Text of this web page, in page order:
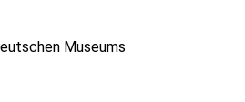
Museums